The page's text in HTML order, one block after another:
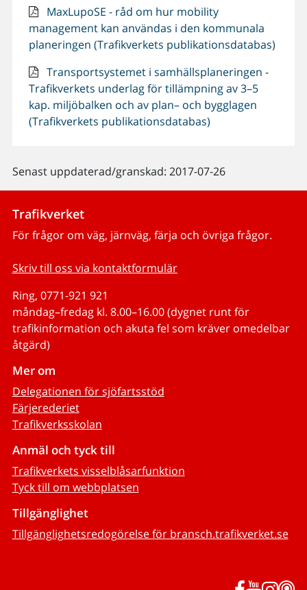
MaxLupoSE - råd om hur mobility
management kan användas i den kommunala
planeringen (Trafikverkets publikationsdatabas)
Transportsystemet i samhällsplaneringen -
Trafikverkets underlag för tillämpning av 3–5
kap. miljöbalken och av plan– och bygglagen
(Trafikverkets publikationsdatabas)
Senast uppdaterad/granskad: 2017-07-26
Trafikverket
För frågor om väg, järnväg, färja och övriga frågor.
Skriv till oss via kontaktformulär
Ring, 0771-921 921
måndag–fredag kl. 8.00–16.00 (dygnet runt för
trafikinformation och akuta fel som kräver omedelbar
åtgärd)
Mer om
Delegationen för sjöfartsstöd
Färjerederiet
Trafikverksskolan
Anmäl och tyck till
Trafikverkets visselblåsarfunktion
Tyck till om webbplatsen
Tillgänglighet
Tillgänglighetsredogörelse för bransch.trafikverket.se